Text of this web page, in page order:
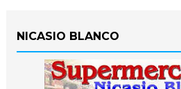
NICASIO BLANCO